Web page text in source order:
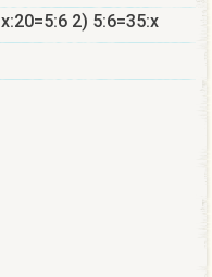
2) 5:6=35:x​